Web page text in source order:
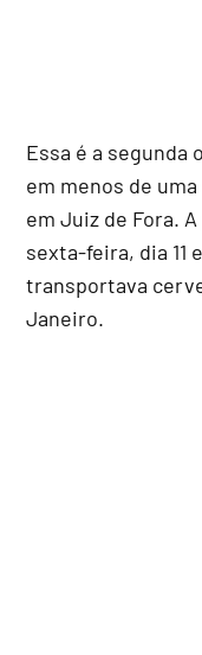
Essa é a
em menos de
em Juiz de Fora.
sexta-feira, dia 11
transportava
Janeiro.